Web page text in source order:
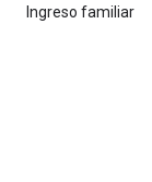
Ingreso familiar